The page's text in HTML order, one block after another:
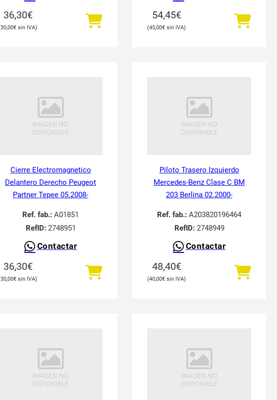
36,30€
30,00€
54,45€
45,00€
Cierre Electromagnetico
Delantero Derecho Peugeot
Partner Tepee 05.2008-
Ref. fab.: A01851
RefID:2748951
Contactar
36,30€
30,00€
Piloto Trasero Izquierdo
Mercedes-Benz Clase C BM
203 Berlina 02.2000-
Ref. fab.: A203820196464
RefID:2748949
Contactar
48,40€
40,00€